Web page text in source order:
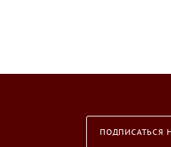
ПОДПИСАТЬСЯ